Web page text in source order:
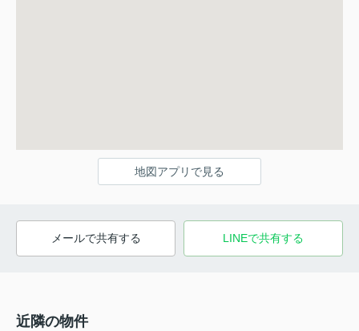
地図アプリで見る
メールで共有する LINEで共有する
近隣の物件